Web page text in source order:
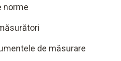
norme
de măsurare